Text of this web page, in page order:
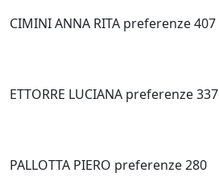
CIMINI ANNA RITA preferenze 407
ETTORRE LUCIANA preferenze 337
PALLOTTA PIERO preferenze 280